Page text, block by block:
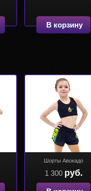
В корзину
Шорты Авокадо
1 300 руб.